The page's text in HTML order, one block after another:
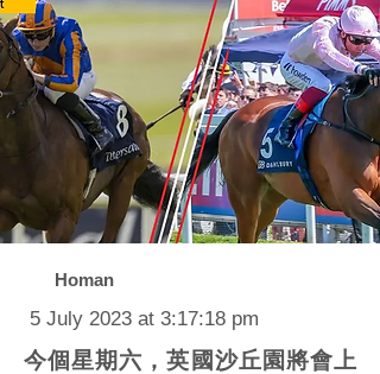
Homan
5 July 2023 at 3:17:18 pm
今個星期六，英國沙丘園將會上